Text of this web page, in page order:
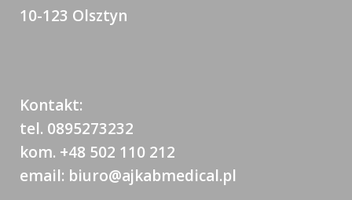
10-123 Olsztyn
Kontakt:
tel. 0895273232
kom. +48 502 110 212
email: biuro@ajkabmedical.pl